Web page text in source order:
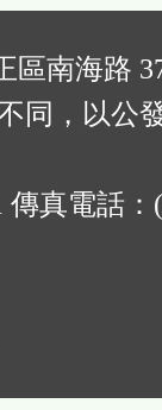
區南海路
同，以公
傳真電話：